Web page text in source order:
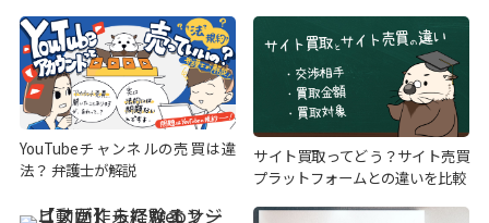
YouTubeチャンネルの売買は違
法？ 弁護士が解説
サイト買取ってどう？サイト売買
プラットフォームとの違いを比較